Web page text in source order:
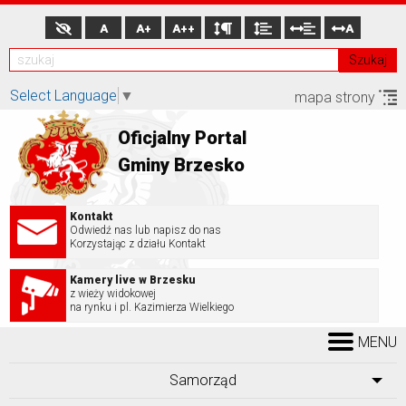
Szukaj
A A+ A++ A
Select Language ▼ mapa strony
Oficjalny Portal
Gminy Brzesko
Kontakt
Odwiedź nas lub napisz do nas
Korzystając z działu Kontakt
Kamery live w Brzesku
z wieży widokowej
na rynku i pl. Kazimierza Wielkiego
MENU
Samorząd